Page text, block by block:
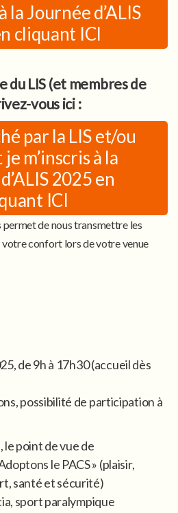
la Journée d’ALIS
cliquant ICI
du LIS (et membres de
vous ici :
par la LIS et/ou
m’inscris à la
2025 en
ICI
de nous transmettre les
confort lors de votre venue
de 9h à 17h30 (accueil dès
possibilité de participation à
point de vue de
le PACS » (plaisir,
santé et sécurité)
sport paralympique